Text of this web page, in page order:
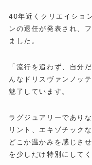
40年近くクリエイショ
ンの退任が発表され、
ました。
「流行を追わず、自
んなドリスヴァンノッ
魅了しています。
ラグジュアリーであり
リント、エキゾチック
どこか温かみを感じさ
を少しだけ特別にしてく